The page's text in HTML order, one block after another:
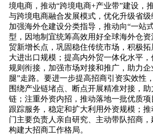
境电商，推动“跨境电商+产业带”建设，
与跨境电商融合发展模式，优化升级省级
加强海外仓建设分类指导，推动向“一站
型，因地制宜统筹高效用好全球海外仓
贸新增长点，巩固稳住传统市场，积极
大进出口规模；提高内外贸一体化水平
规则衔接，加强市场对接和推广，助力企
腿”走路。要进一步提高招商引资实效性
围绕产业链堵点、断点开展精准对接，
链；注重外资内招，推动落地一批优质项
跟踪服务，稳定和扩大利用外资规模；
门主要负责人亲自研究、主动带队招商，
构建大招商工作格局。